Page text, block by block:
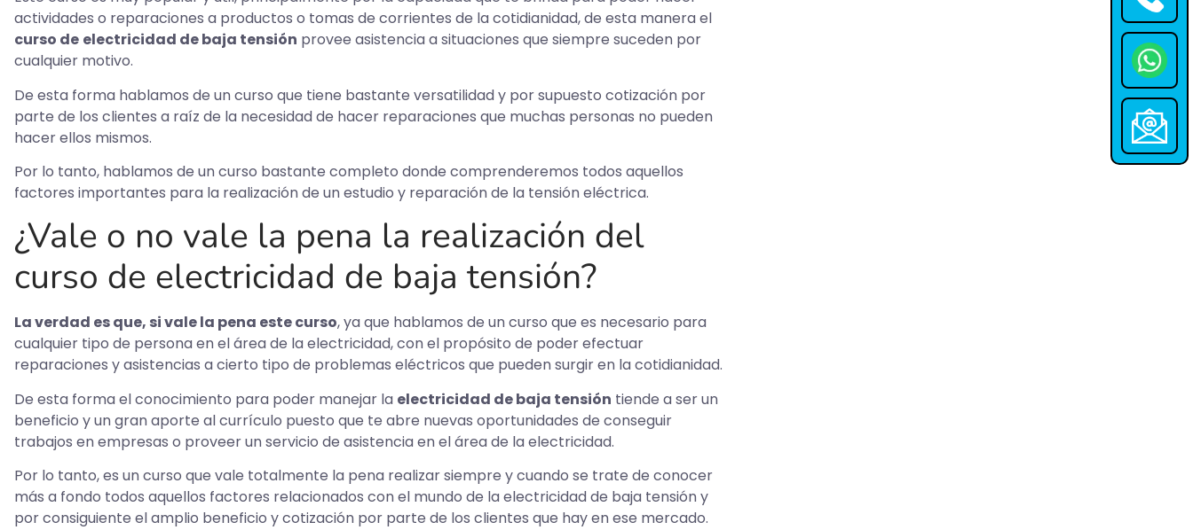
actividades o reparaciones a productos o tomas de corrientes de la cotidianidad, de esta manera el
curso de electricidad de baja tensión provee asistencia a situaciones que siempre suceden por
cualquier motivo.
De esta forma hablamos de un curso que tiene bastante versatilidad y por supuesto cotización por
parte de los clientes a raíz de la necesidad de hacer reparaciones que muchas personas no pueden
hacer ellos mismos.
Por lo tanto, hablamos de un curso bastante completo donde comprenderemos todos aquellos
factores importantes para la realización de un estudio y reparación de la tensión eléctrica.
¿Vale o no vale la pena la realización del
curso de electricidad de baja tensión?
La verdad es que, si vale la pena este curso, ya que hablamos de un curso que es necesario para
cualquier tipo de persona en el área de la electricidad, con el propósito de poder efectuar
reparaciones y asistencias a cierto tipo de problemas eléctricos que pueden surgir en la cotidianidad.
De esta forma el conocimiento para poder manejar la electricidad de baja tensión tiende a ser un
beneficio y un gran aporte al currículo puesto que te abre nuevas oportunidades de conseguir
trabajos en empresas o proveer un servicio de asistencia en el área de la electricidad.
Por lo tanto, es un curso que vale totalmente la pena realizar siempre y cuando se trate de conocer
más a fondo todos aquellos factores relacionados con el mundo de la electricidad de baja tensión y
por consiguiente el amplio beneficio y cotización por parte de los clientes que hay en ese mercado.